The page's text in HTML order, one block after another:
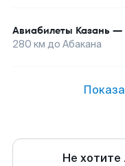
Авиабилеты Казань —
280 км до Абакана
Не хотите